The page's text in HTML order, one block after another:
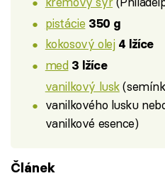
pistácie 350 g
kokosový olej 4 lžíce
med 3 lžíce
vanilkový lusk
vanilkového lusku
vanilkové esence)
Článek